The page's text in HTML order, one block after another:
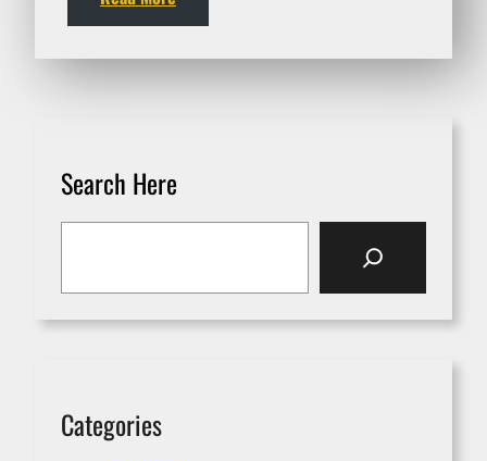
Search Here
a
Categories